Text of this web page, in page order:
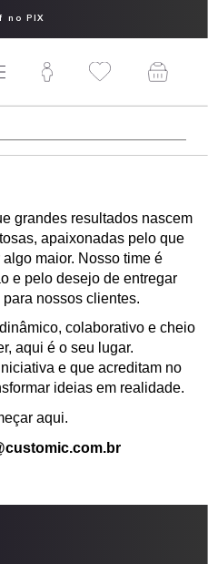
no PIX
grandes resultados nascem
apaixonadas pelo que
maior. Nosso time é
e pelo desejo de entregar
nossos clientes.
colaborativo e cheio
aqui é o seu lugar.
e que acreditam no
ideias em realidade.
aqui.